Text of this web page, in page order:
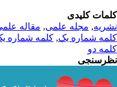
کلیدی
,مجله علمی, مقاله علمی,
شماره یک,کلمه شماره یک
دو